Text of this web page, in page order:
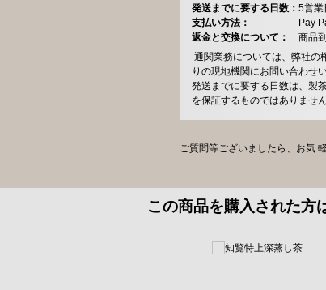
発送までに要する日数： 5営業
支払い方法：
Pay
返金と交換について：
商品
通関業務については、弊社の
りの現地機関にお問い合わせ
発送までに要する日数は、製
を保証するものではありませ
ご質問等ございましたら、お気
この商品を購入された方